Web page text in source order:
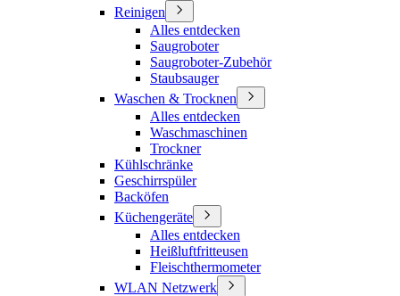
Reinigen
Alles entdecken
Saugroboter
Saugroboter-Zubehör
Staubsauger
Waschen & Trocknen
Alles entdecken
Waschmaschinen
Trockner
Kühlschränke
Geschirrspüler
Backöfen
Küchengeräte
Alles entdecken
Heißluftfritteusen
Fleischthermometer
WLAN Netzwerk